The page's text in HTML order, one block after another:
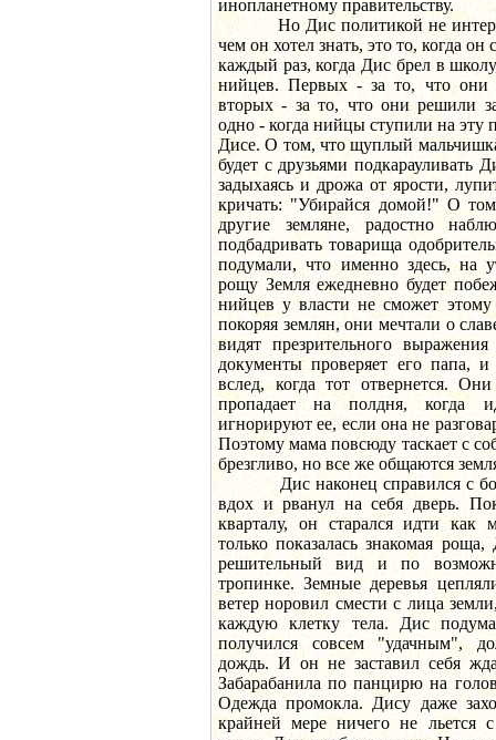
инопланетному правительству.
Но Дис политикой не
чем он хотел знать, это то, когда
каждый раз, когда Дис брел в
нийцев. Первых - за то, что они
вторых - за то, что они решили
одно - когда нийцы ступили на эту
Дисе. О том, что щуплый
будет с друзьями подкарауливать
задыхаясь и дрожа от ярости,
кричать: "Убирайся домой!" О
другие земляне, радостно
подбадривать товарища
подумали, что именно здесь, на
рощу Земля ежедневно будет
нийцев у власти не сможет
покоряя землян, они мечтали о
видят презрительного
документы проверяет его папа,
вслед, когда тот отвернется.
пропадает на полдня, когда
игнорируют ее, если она не
Поэтому мама повсюду таскает с
брезгливо, но все же общаются
Дис наконец справился с
вдох и рванул на себя дверь.
кварталу, он старался идти как
только показалась знакомая роща,
решительный вид и по
тропинке. Земные деревья
ветер норовил смести с лица
каждую клетку тела. Дис
получился совсем "удачным",
дождь. И он не заставил себя
Забарабанила по панцирю на
Одежда промокла. Дису даже
крайней мере ничего не льется